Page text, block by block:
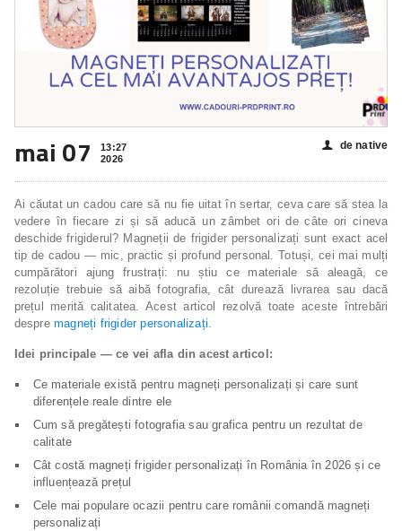
mai 07
13:27
2026
👤 de native
Ai căutat un cadou care să nu fie uitat în sertar, ceva care să stea la
vedere în fiecare zi și să aducă un zâmbet ori de câte ori cineva
deschide frigiderul? Magneții de frigider personalizați sunt exact acel
tip de cadou — mic, practic și profund personal. Totuși, cei mai mulți
cumpărători ajung frustrați: nu știu ce materiale să aleagă, ce
rezoluție trebuie să aibă fotografia, cât durează livrarea sau dacă
prețul merită calitatea. Acest articol rezolvă toate aceste întrebări
despremagneți frigider personalizați.
Idei principale — ce vei afla din acest articol:
Ce materiale există pentru magneți personalizați și care sunt
diferențele reale dintre ele
Cum să pregătești fotografia sau grafica pentru un rezultat de
calitate
Cât costă magneți frigider personalizați în România în 2026 și ce
influențează prețul
Cele mai populare ocazii pentru care românii comandă magneți
personalizați